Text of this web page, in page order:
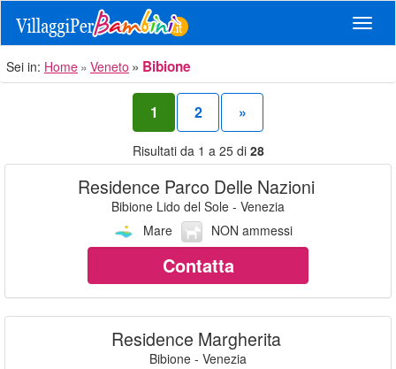
Sei in: Home Veneto Bibione
1 2 »
Risultati da 1 a 25 di 28
Residence Parco Delle Nazioni
Bibione Lido del Sole - Venezia
Mare
NON ammessi
Contatta
Residence Margherita
Bibione - Venezia